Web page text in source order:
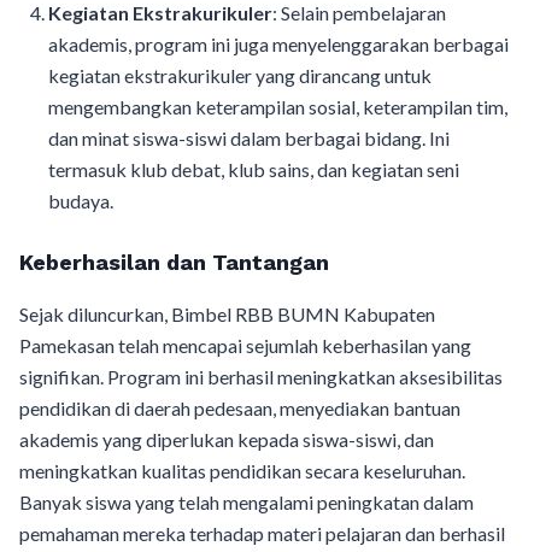
Kegiatan Ekstrakurikuler: Selain pembelajaran
akademis, program ini juga menyelenggarakan berbagai
kegiatan ekstrakurikuler yang dirancang untuk
mengembangkan keterampilan sosial, keterampilan tim,
dan minat siswa-siswi dalam berbagai bidang. Ini
termasuk klub debat, klub sains, dan kegiatan seni
budaya.
Keberhasilan dan Tantangan
Sejak diluncurkan, Bimbel RBB BUMN Kabupaten
Pamekasan telah mencapai sejumlah keberhasilan yang
signifikan. Program ini berhasil meningkatkan aksesibilitas
pendidikan di daerah pedesaan, menyediakan bantuan
akademis yang diperlukan kepada siswa-siswi, dan
meningkatkan kualitas pendidikan secara keseluruhan.
Banyak siswa yang telah mengalami peningkatan dalam
pemahaman mereka terhadap materi pelajaran dan berhasil